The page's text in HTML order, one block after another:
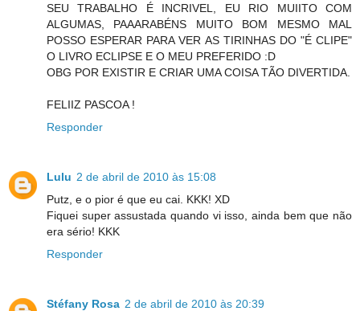
SEU TRABALHO É INCRIVEL, EU RIO MUIITO COM
ALGUMAS, PAAARABÉNS MUITO BOM MESMO MAL
POSSO ESPERAR PARA VER AS TIRINHAS DO "É CLIPE"
O LIVRO ECLIPSE E O MEU PREFERIDO :D
OBG POR EXISTIR E CRIAR UMA COISA TÃO DIVERTIDA.
FELIIZ PASCOA !
Responder
Lulu 2 de abril de 2010 às 15:08
Putz, e o pior é que eu cai. KKK! XD
Fiquei super assustada quando vi isso, ainda bem que não
era sério! KKK
Responder
Stéfany Rosa 2 de abril de 2010 às 20:39